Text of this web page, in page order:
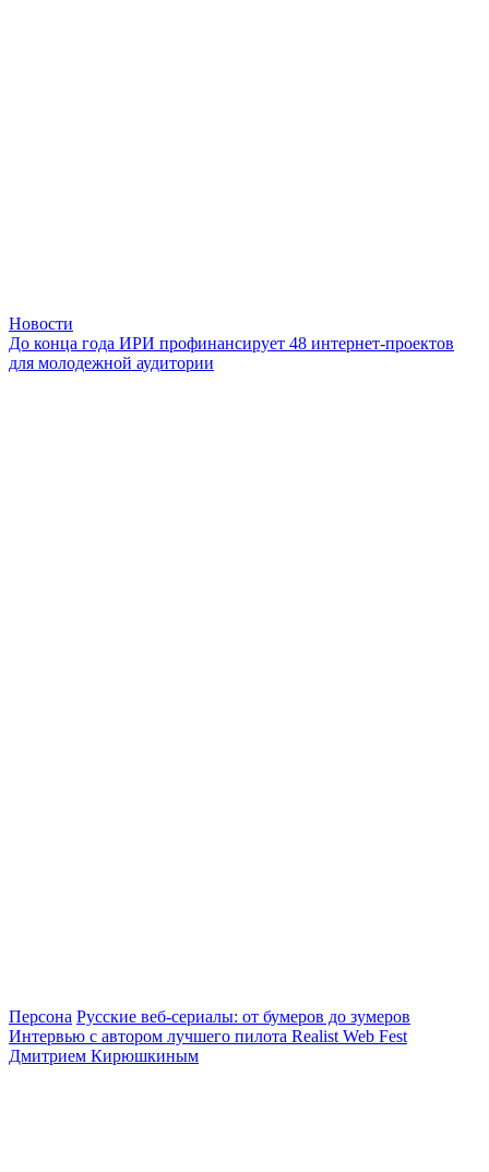
Новости
До конца года ИРИ профинансирует 48 интернет-проектов
для молодежной аудитории
Персона Русские веб-сериалы: от бумеров до зумеров
Интервью с автором лучшего пилота Realist Web Fest
Дмитрием Кирюшкиным